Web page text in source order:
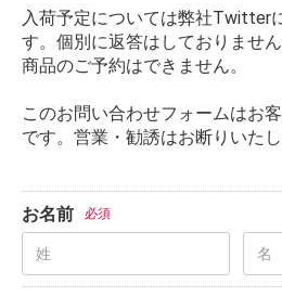
入荷予定については弊社Twitter
す。個別に返答はしておりませ
商品のご予約はできません。
このお問い合わせフォームはお
です。営業・勧誘はお断りいたし
お名前 必須